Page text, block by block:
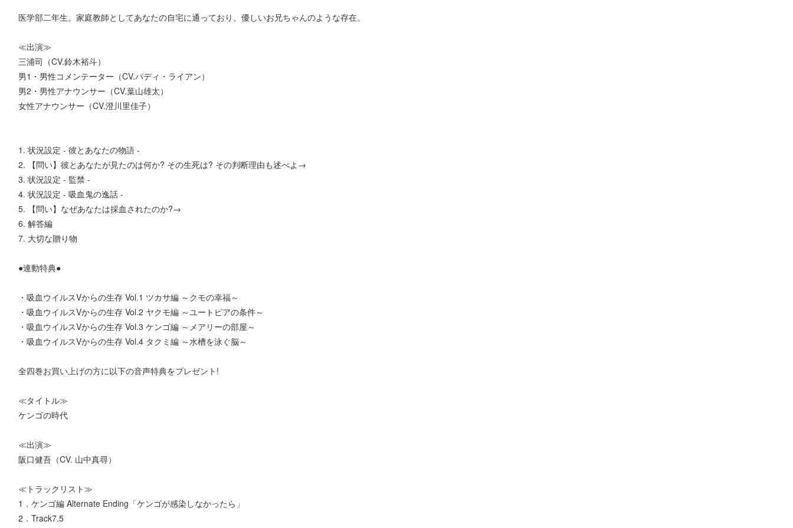
医学部二年生。家庭教師としてあなたの自宅に通っており、優しいお兄ちゃんのような存在。
≪出演≫
三浦司（CV.鈴木裕斗）
男1・男性コメンテーター（CV.パディ・ライアン）
男2・男性アナウンサー（CV.葉山雄太）
女性アナウンサー（CV.澄川里佳子）
1. 状況設定 - 彼とあなたの物語 -
2. 【問い】彼とあなたが見たのは何か? その生死は? その判断理由も述べよ→
3. 状況設定 - 監禁 -
4. 状況設定 - 吸血鬼の逸話 -
5. 【問い】なぜあなたは採血されたのか?→
6. 解答編
7. 大切な贈り物
●連動特典●
・吸血ウイルスVからの生存 Vol.1 ツカサ編 ～クモの幸福～
・吸血ウイルスVからの生存 Vol.2 ヤクモ編 ～ユートピアの条件～
・吸血ウイルスVからの生存 Vol.3 ケンゴ編 ～メアリーの部屋～
・吸血ウイルスVからの生存 Vol.4 タクミ編 ～水槽を泳ぐ脳～
全四巻お買い上げの方に以下の音声特典をプレゼント!
≪タイトル≫
ケンゴの時代
≪出演≫
阪口健吾（CV. 山中真尋）
≪トラックリスト≫
1．ケンゴ編 Alternate Ending「ケンゴが感染しなかったら」
2．Track7.5